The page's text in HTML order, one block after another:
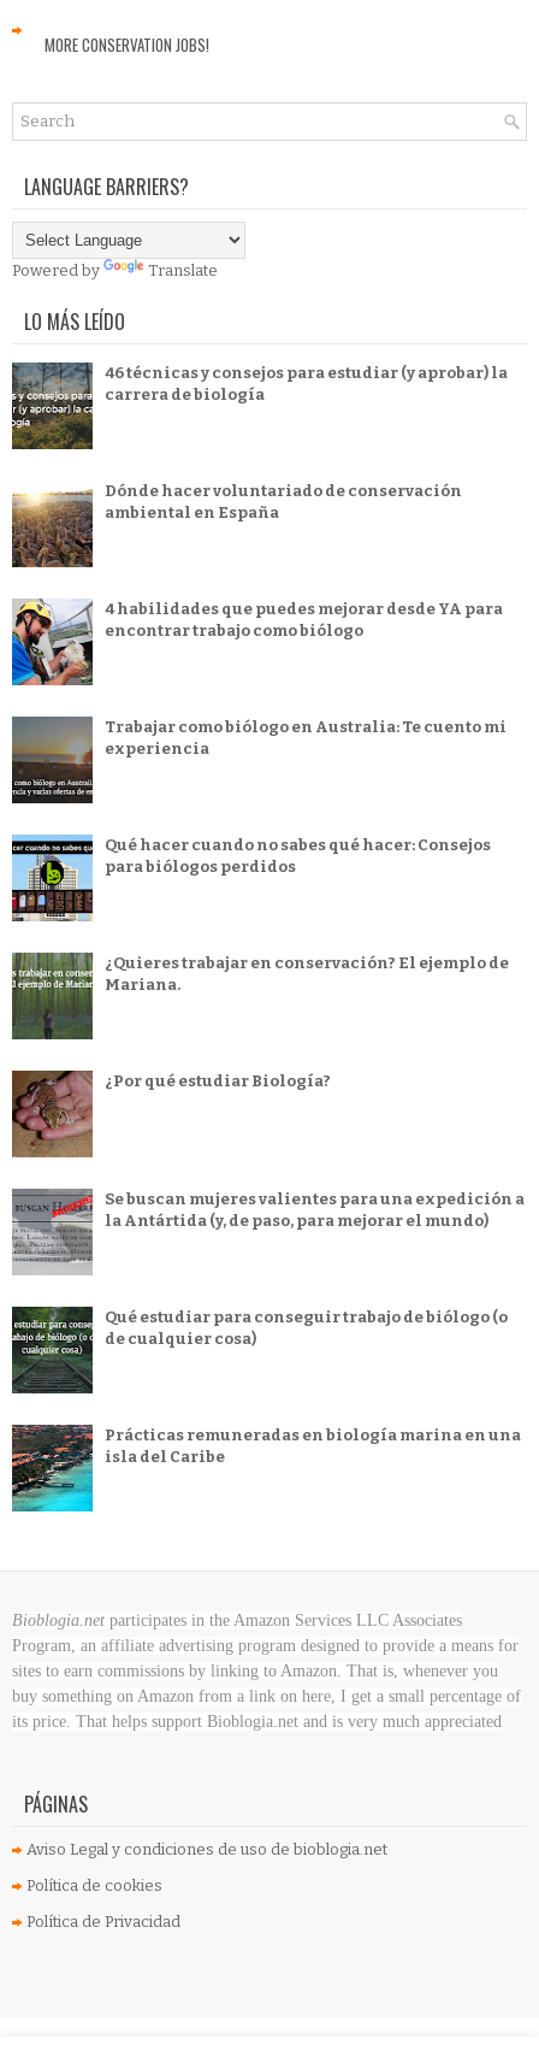
MORE CONSERVATION JOBS!
LANGUAGE BARRIERS?
Powered by Translate
LO MÁS LEÍDO
46 técnicas y consejos para estudiar (y aprobar) la
carrera de biología
Dónde hacer voluntariado de conservación
ambiental en España
4 habilidades que puedes mejorar desde YA para
encontrar trabajo como biólogo
Trabajar como biólogo en Australia: Te cuento mi
experiencia
Qué hacer cuando no sabes qué hacer: Consejos
para biólogos perdidos
¿Quieres trabajar en conservación? El ejemplo de
Mariana.
¿Por qué estudiar Biología?
Se buscan mujeres valientes para una expedición a
la Antártida (y, de paso, para mejorar el mundo)
Qué estudiar para conseguir trabajo de biólogo (o
de cualquier cosa)
Prácticas remuneradas en biología marina en una
isla del Caribe
Bioblogia.net participates in the Amazon Services LLC Associates
Program, an affiliate advertising program designed to provide a means for
sites to earn commissions by linking to Amazon. That is, whenever you
buy something on Amazon from a link on here, I get a small percentage of
its price. That helps support Bioblogia.net and is very much appreciated
PÁGINAS
Aviso Legal y condiciones de uso de bioblogia.net
Política de cookies
Política de Privacidad